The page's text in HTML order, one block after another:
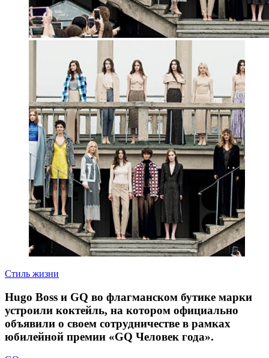
Стиль жизни
Hugo Boss и GQ во флагманском бутике марки
устроили коктейль, на котором официально
объявили о своем сотрудничестве в рамках
юбилейной премии «GQ Человек года».